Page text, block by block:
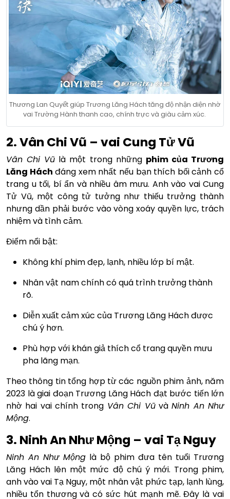
Thương Lan Quyết giúp Trương Lăng Hách tăng độ nhận diện nhờ
vai Trường Hành thanh cao, chính trực và giàu cảm xúc.
2. Vân Chi Vũ – vai Cung Tử Vũ
Vân Chi Vũ là một trong những phim của Trương
Lăng Hách đáng xem nhất nếu bạn thích bối cảnh cổ
trang u tối, bí ẩn và nhiều âm mưu. Anh vào vai Cung
Tử Vũ, một công tử tưởng như thiếu trưởng thành
nhưng dần phải bước vào vòng xoáy quyền lực, trách
nhiệm và tình cảm.
Điểm nổi bật:
Không khí phim đẹp, lạnh, nhiều lớp bí mật.
Nhân vật nam chính có quá trình trưởng thành
rõ.
Diễn xuất cảm xúc của Trương Lăng Hách được
chú ý hơn.
Phù hợp với khán giả thích cổ trang quyền mưu
pha lãng mạn.
Theo thông tin tổng hợp từ các nguồn phim ảnh, năm
2023 là giai đoạn Trương Lăng Hách đạt bước tiến lớn
nhờ hai vai chính trong Vân Chi VũvàNinh An Như
Mộng.
3. Ninh An Như Mộng – vai Tạ Nguy
Ninh An Như Mộng là bộ phim đưa tên tuổi Trương
Lăng Hách lên một mức độ chú ý mới. Trong phim,
anh vào vai Tạ Nguy, một nhân vật phức tạp, lạnh lùng,
nhiều tổn thương và có sức hút mạnh mẽ. Đây là vai